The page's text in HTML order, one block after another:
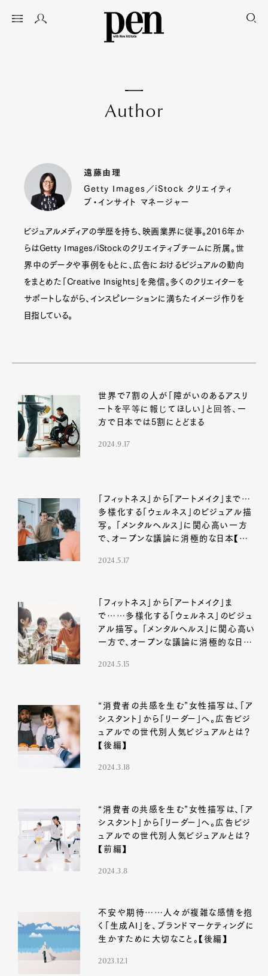
Author
遠藤由理
Getty Images／iStock クリエイティ
ブ・インサイト マネージャー
ビジュアルメディアの学歴を持ち、映画業界に従事。2016年か
らはGetty Images/iStockのクリエイティブチームに所属。世
界中のデータや事例をもとに、広告におけるビジュアルの動向
をまとめた「Creative Insights」を発信。多くのクリエイターを
サポートしながら、インスピレーションに満ちたイメージ作りを
目指している。
世界で7割の人が「障がいのあるアスリ
ートを平等に報じてほしい」と回答、一
方で日本では5割にとどまる
2024.9.17
「フィットネス」から「アートメイク」まで…
多様化する「ウェルネス」のビジュアル描
写。 「メンタルヘルス」に関心高い一方
で、オープンな議論に消極的な日本【後
2024.5.17
「フィットネス」から「アートメイク」ま
で……多様化する「ウェルネス」のビジュ
アル描写。 「メンタルヘルス」に関心高い
一方で、オープンな議論に消極的な日本
2024.5.15
“消費者の共感を生む”女性描写は、「ア
シスタント」から「リーダー」へ。広告ビジ
ュアルでの世代別人気ビジュアルとは？
【後編】
2024.3.18
“消費者の共感を生む”女性描写は、「ア
シスタント」から「リーダー」へ。広告ビジ
ュアルでの世代別人気ビジュアルとは？
【前編】
2024.3.8
不安や期待……人々が複雑な感情を抱
く「生成AI」を、ブランドマーケティングに
生かすために大切なこと。【後編】
2023.12.1